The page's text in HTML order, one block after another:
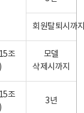
회원탈퇴시까
조
모델
삭제시까지
조
3년